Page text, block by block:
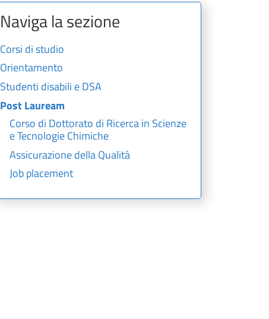
Naviga la sezione
Corsi di studio
Orientamento
Studenti disabili e DSA
Post Lauream
Corso di Dottorato di Ricerca in Scienze
e Tecnologie Chimiche
Assicurazione della Qualità
Job placement